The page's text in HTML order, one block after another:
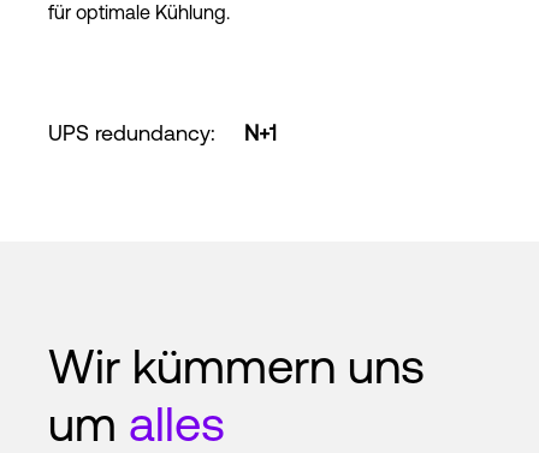
für optimale Kühlung.
UPS redundancy: N+1
Wir kümmern uns
um alles